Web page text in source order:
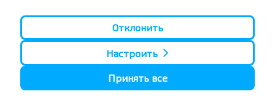
Полоцк - Рига
Минск - Вильнюс
Минск - Варшава
Минск - Москва
Москва - Барановичи
Брест - Люблин
Брест - Варшава
Отклонить
Настроить
Принять все